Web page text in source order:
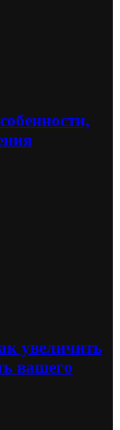
увеличить
вашего